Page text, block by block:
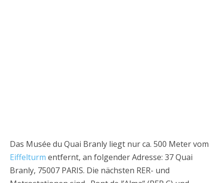
Das Musée du Quai Branly liegt nur ca. 500 Meter vom
Eiffelturm entfernt, an folgender Adresse: 37 Quai
Branly, 75007 PARIS. Die nächsten RER- und